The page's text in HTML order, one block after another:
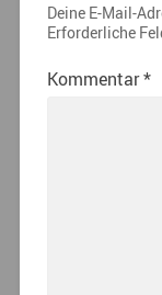
Deine E-Mail-
Erforderliche
Kommentar*